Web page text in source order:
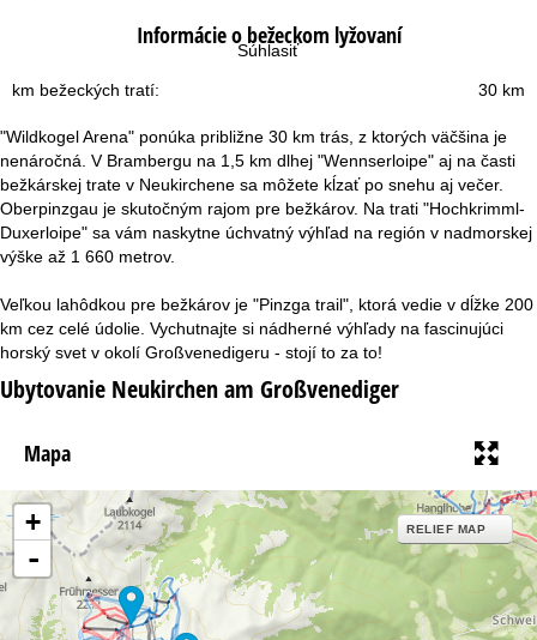
Súhlasiť
s
t
r
á
n
k
a
Informácie o bežeckom lyžovaní
30 km
km bežeckých tratí:
"Wildkogel Arena" ponúka približne 30 km trás, z ktorých väčšina je
nenáročná. V Brambergu na 1,5 km dlhej "Wennserloipe" aj na časti
bežkárskej trate v Neukirchene sa môžete kĺzať po snehu aj večer.
Oberpinzgau je skutočným rajom pre bežkárov. Na trati "Hochkrimml-
Duxerloipe" sa vám naskytne úchvatný výhľad na región v nadmorskej
výške až 1 660 metrov.
Veľkou lahôdkou pre bežkárov je "Pinzga trail", ktorá vedie v dĺžke 200
km cez celé údolie. Vychutnajte si nádherné výhľady na fascinujúci
horský svet v okolí Großvenedigeru - stojí to za to!
Ubytovanie Neukirchen am Großvenediger
Mapa
+
-
RELIEF MAP